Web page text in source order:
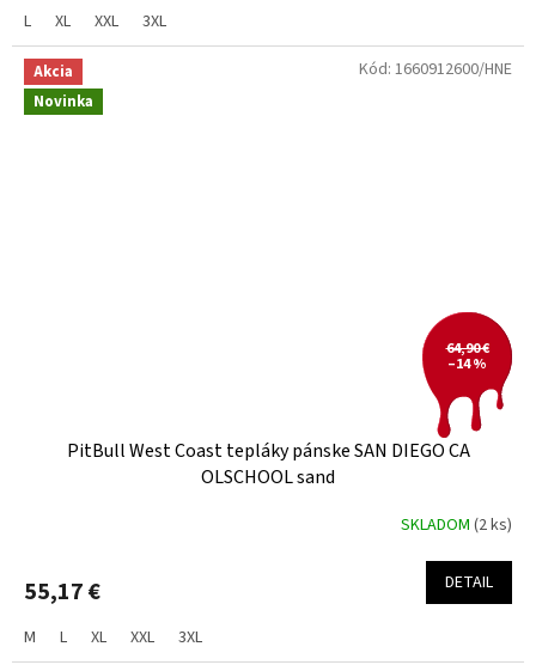
L XL XXL 3XL
Akcia
Novinka
64,90 €
–14 %
PitBull West Coast tepláky pánske SAN DIEGO CA
OLSCHOOL sand
SKLADOM (2 ks)
55,17 € DETAIL
M L XL XXL 3XL
Kód: 1660912600/HNE